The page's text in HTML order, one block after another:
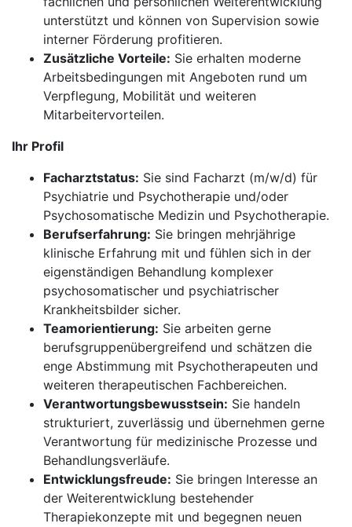
unterstützt und können von Supervision sowie
interner Förderung profitieren.
Zusätzliche Vorteile: Sie erhalten moderne
Arbeitsbedingungen mit Angeboten rund um
Verpflegung, Mobilität und weiteren
Mitarbeitervorteilen.
Ihr Profil
Facharztstatus: Sie sind Facharzt (m/w/d) für
Psychiatrie und Psychotherapie und/oder
Psychosomatische Medizin und Psychotherapie.
Berufserfahrung: Sie bringen mehrjährige
klinische Erfahrung mit und fühlen sich in der
eigenständigen Behandlung komplexer
psychosomatischer und psychiatrischer
Krankheitsbilder sicher.
Teamorientierung: Sie arbeiten gerne
berufsgruppenübergreifend und schätzen die
enge Abstimmung mit Psychotherapeuten und
weiteren therapeutischen Fachbereichen.
Verantwortungsbewusstsein: Sie handeln
strukturiert, zuverlässig und übernehmen gerne
Verantwortung für medizinische Prozesse und
Behandlungsverläufe.
Entwicklungsfreude: Sie bringen Interesse an
der Weiterentwicklung bestehender
Therapiekonzepte mit und begegnen neuen